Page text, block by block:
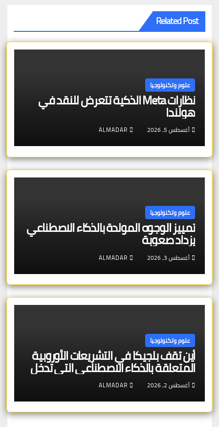
Related Post
علوم وتكنولوجيا
نظارات Meta الذكية تتعرض للنقد في
هولندا
أغسطس 5, 2026 ALMADAR
علوم وتكنولوجيا
تمييز الوجوه المولدة بالذكاء الاصطناعي
يزداد صعوبة
أغسطس 3, 2026 ALMADAR
علوم وتكنولوجيا
أين تقف بلجيكا في التشريعات الأوروبية
المتعلقة بالذكاء الاصطناعي التي تدخل
حيز التنفيذ
أغسطس 2, 2026 ALMADAR